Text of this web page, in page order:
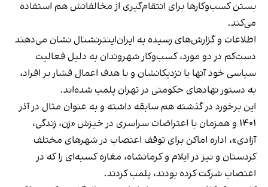
بستن کسب‌وکارها برای انتقام‌گیری از مخالفانش هم استفاده
می‌کند.
اطلاعات و گزارش‌های رسیده به ایران‌اینترنشنال نشان می‌دهند
دست‌کم در دو مورد، کسب‌وکار شهروندان به دلیل فعالیت
سیاسی خود آنها یا نزدیکانشان و با هدف اعمال فشار بر افراد،
به دستور نهادهای حکومتی در تهران پلمب شده‌اند.
این برخورد در گذشته هم سابقه داشته و به عنوان مثال در آذر
۱۴۰۱ و همزمان با اعتراضات سراسری در خیزش «زن، زندگی،
آزادی»، اداره اماکن برای توقف اعتصاب در شهرهای مختلف
کردستان و نیز در ایلام و کرمانشاه، مغازه کسبه‌ای را که در
اعتصاب شرکت کرده بودند، پلمب کردند.